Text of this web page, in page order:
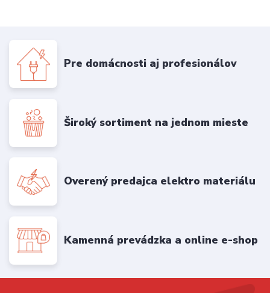
Pre domácnosti aj profesionálov
Široký sortiment na jednom mieste
Overený predajca elektro materiálu
Kamenná prevádzka a online e-shop